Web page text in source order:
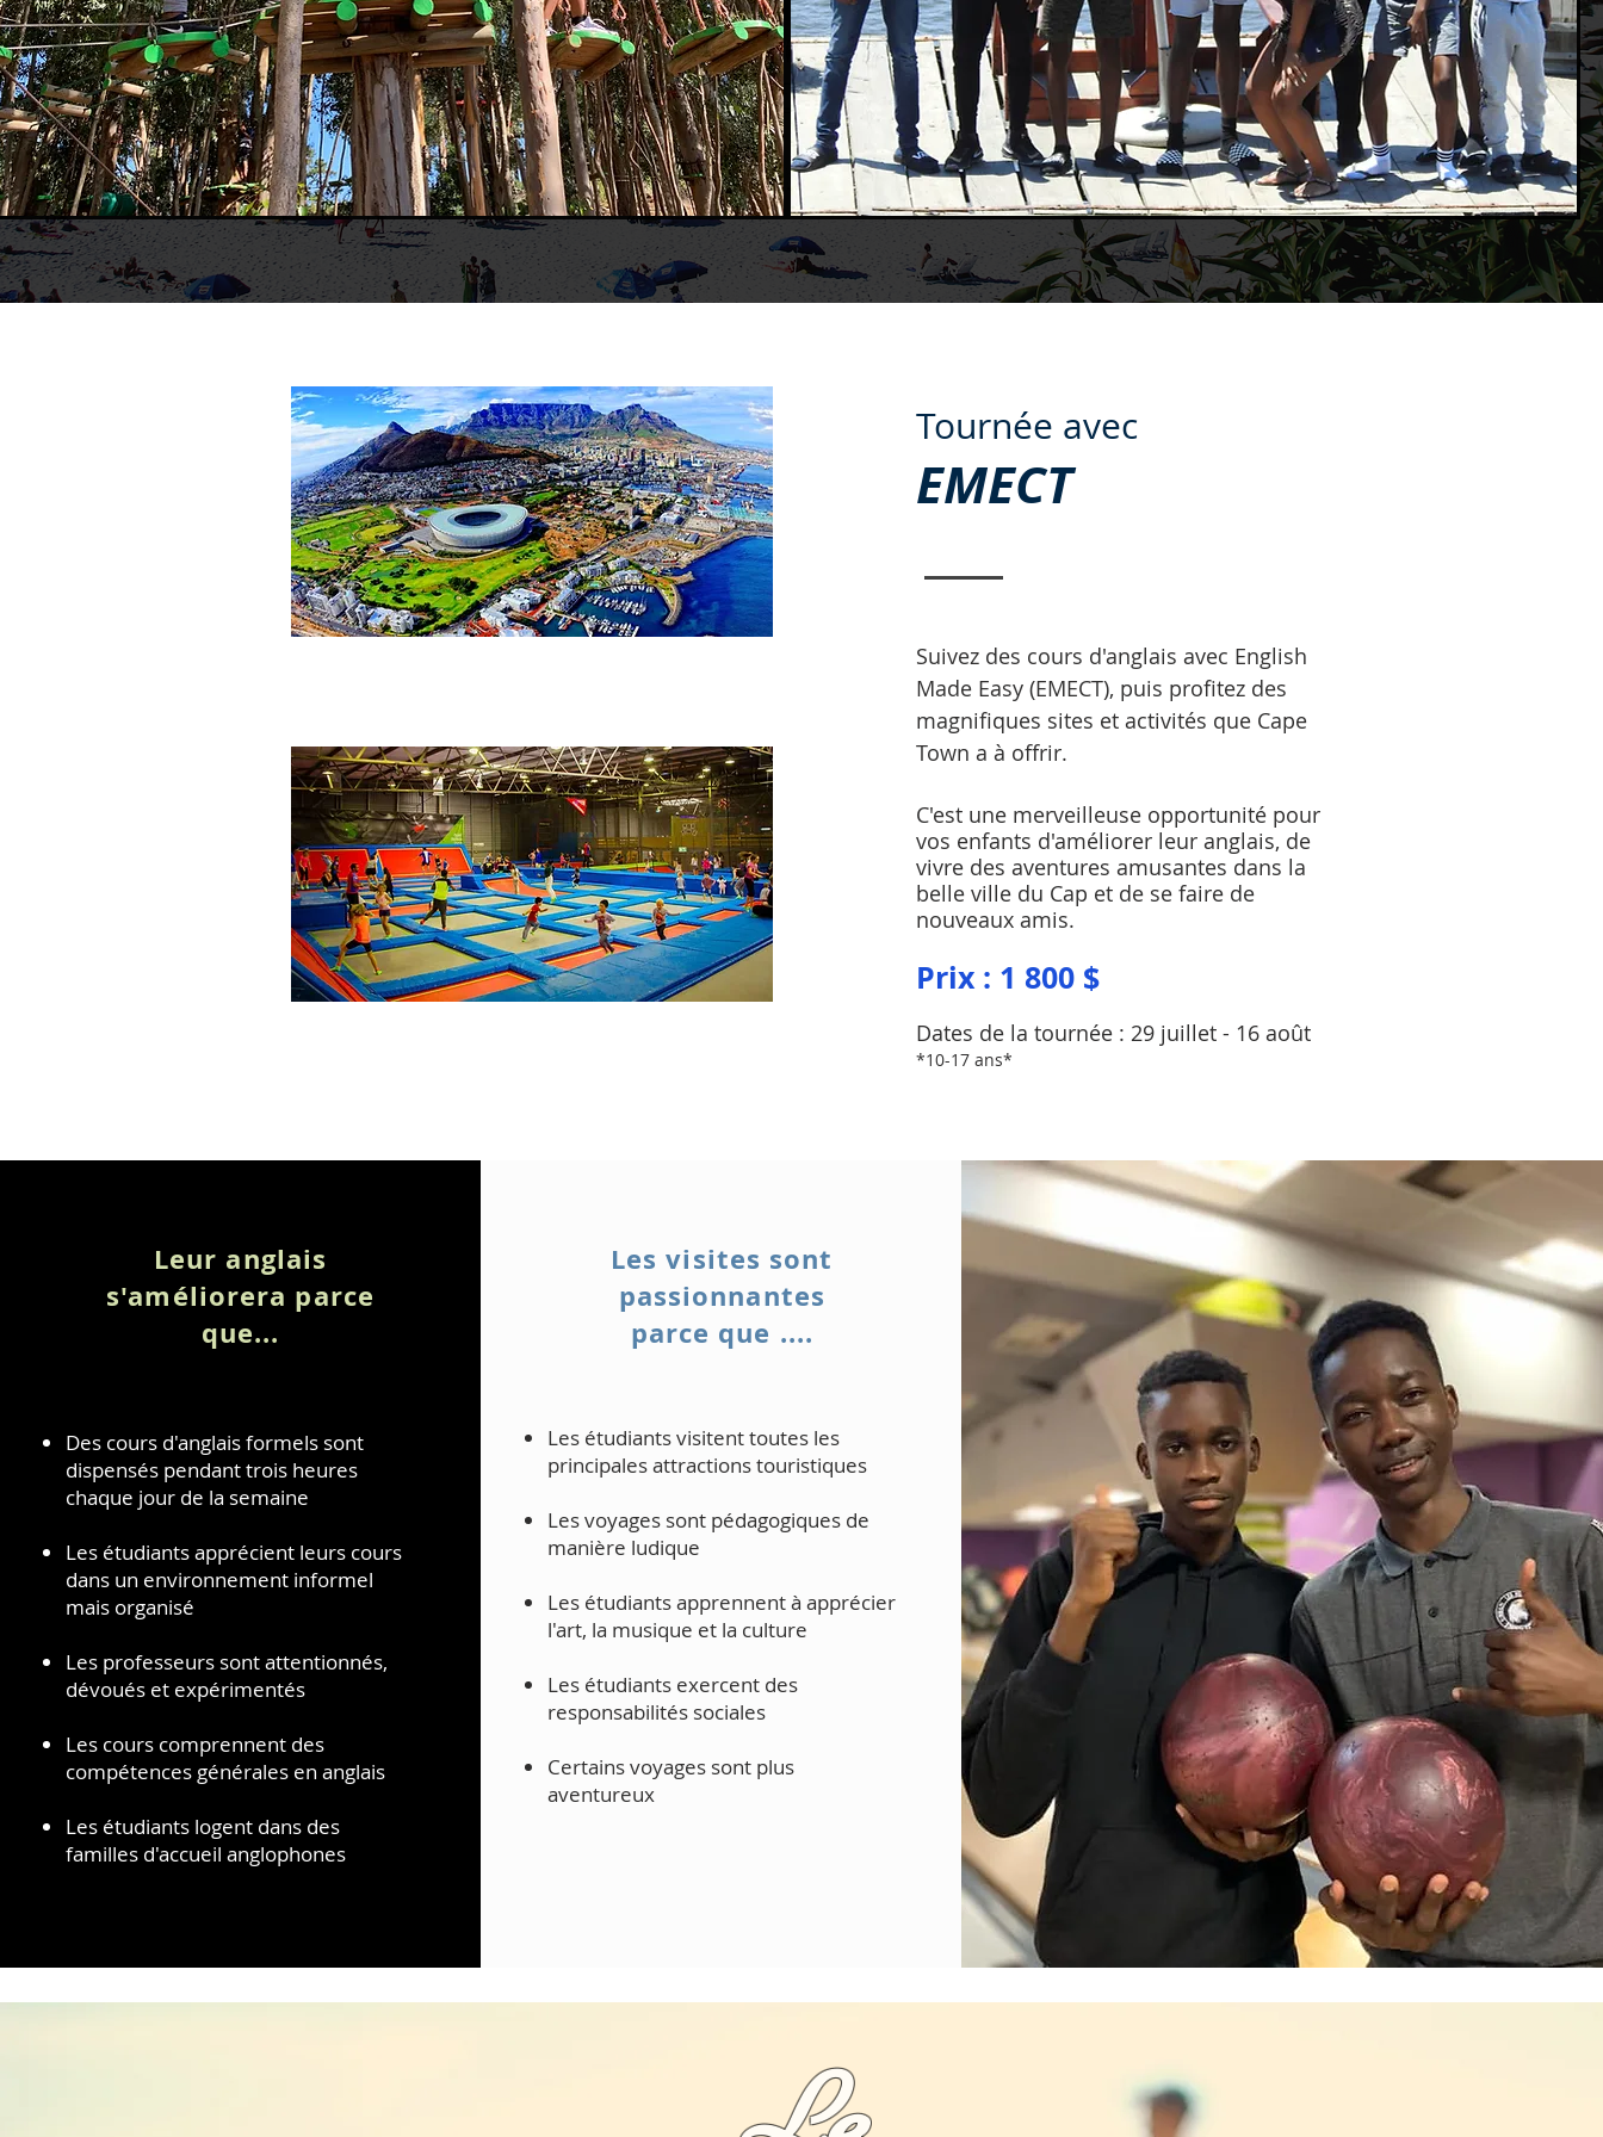
Tournée avec
EMECT
Suivez des cours d'anglais avec English
Made Easy (EMECT), puis profitez des
magnifiques sites et activités que Cape
Town a à offrir.
C'est une merveilleuse opportunité pour
vos enfants d'améliorer leur anglais, de
vivre des aventures amusantes dans la
belle ville du Cap et de se faire de
nouveaux amis.
Prix : 1 800 $
Dates de la tournée : 29 juillet - 16 août
*10-17 ans*
Leur anglais
s'améliorera parce
que...
Des cours d'anglais formels sont
dispensés pendant trois heures
chaque jour de la semaine
Les étudiants apprécient leurs cours
dans un environnement informel
mais organisé
Les professeurs sont attentionnés,
dévoués et expérimentés
Les cours comprennent des
compétencesgénérales en anglais
Les étudiants logent dans des
familles d'accueil anglophones
Les visites sont
passionnantes
parce que ....
Les étudiants visitent toutes les
principales attractions touristiques
Les voyages sont pédagogiques de
manière ludique
Les étudiants apprennent à apprécier
l'art, la musique et la culture
Les étudiants exercent des
responsabilités sociales
Certains voyages sont plus
aventureux